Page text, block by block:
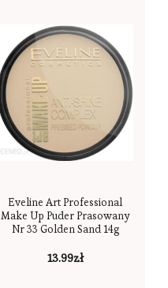
Eveline Art Professional
Make Up Puder Prasowany
Nr 33 Golden Sand 14g
13.99zł